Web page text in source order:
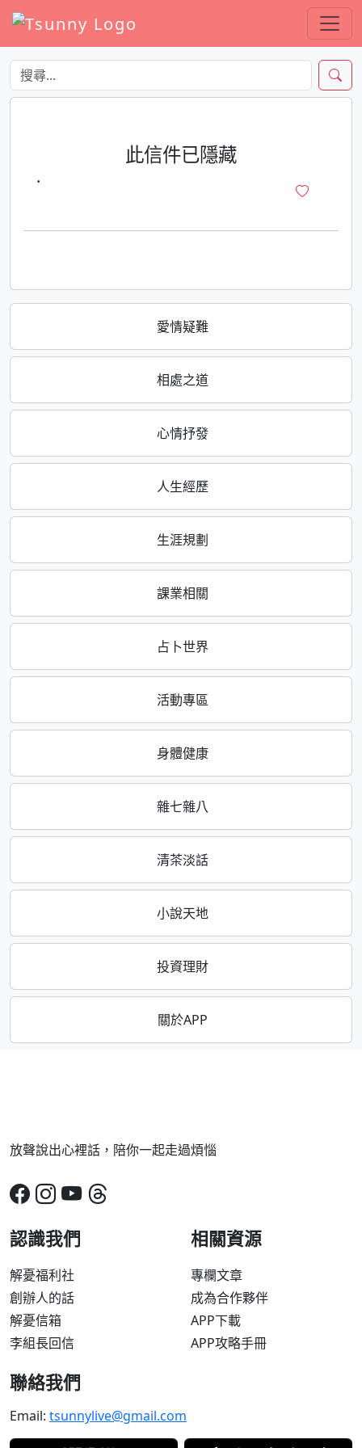
愛情疑難
相處之道
心情抒發
人生經歷
生涯規劃
課業相關
占卜世界
活動專區
身體健康
雜七雜八
清茶淡話
小說天地
投資理財
關於APP
此信件已隱藏
·
放聲說出心裡話，陪你一起走過煩惱
認識我們
解憂福利社
創辦人的話
解憂信箱
李組長回信
相關資源
專欄文章
成為合作夥伴
APP下載
APP攻略手冊
聯絡我們
Email: tsunnylive@gmail.com